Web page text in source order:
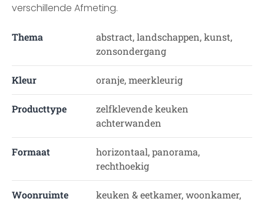
verschillende Afmeting.
Thema
abstract, landschappen, kunst,
zonsondergang
Kleur oranje, meerkleurig
Producttype
zelfklevende keuken
achterwanden
Formaat
horizontaal, panorama,
rechthoekig
Woonruimte
keuken & eetkamer, woonkamer,